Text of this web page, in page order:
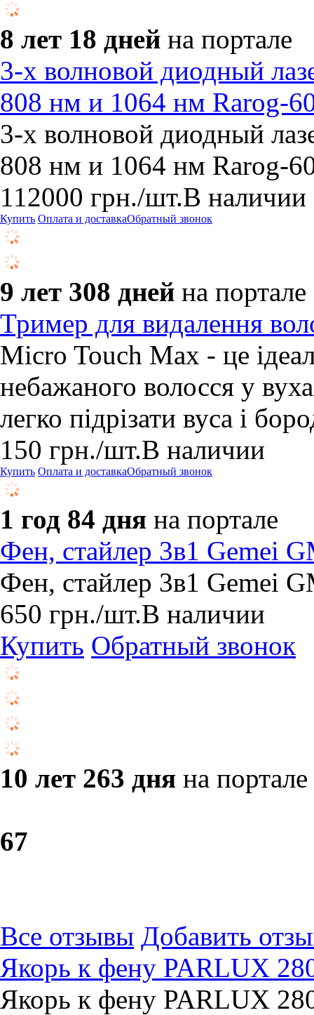
8 лет 18 дней на портале
3-х волновой диодный
808 нм и 1064 нм Rarog-
3-х волновой диодный
808 нм и 1064 нм Rarog-
112000 грн./шт.В наличии
Купить Оплата и доставкаОбратный звонок
9 лет 308 дней на портале
Тример для видалення
Micro Touch Max - це
небажаного волосся у
легко підрізати вуса і
150 грн./шт.В наличии
Купить Оплата и доставкаОбратный звонок
1 год 84 дня на портале
Фен, стайлер 3в1 Gemei
Фен, стайлер 3в1 Gemei
650 грн./шт.В наличии
Купить Обратный звонок
10 лет 263 дня на портале
67
Все отзывы Добавить
Якорь к фену PARLUX
Якорь к фену PARLUX